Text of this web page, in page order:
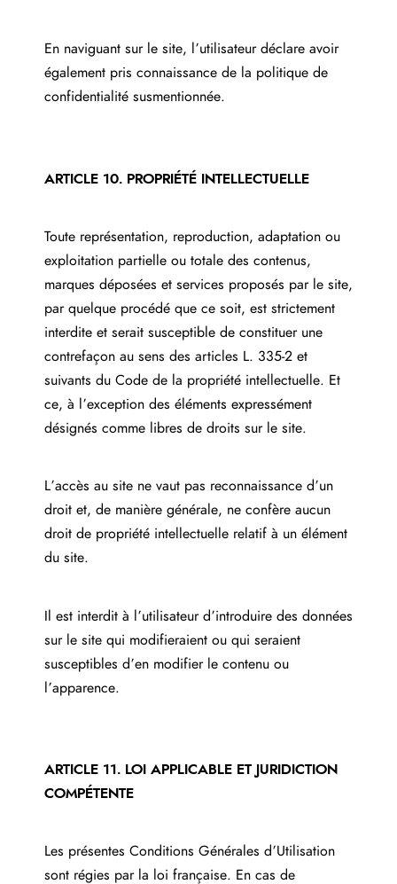
En naviguant sur le site, l’utilisateur déclare avoir
également pris connaissance de la politique de
confidentialité susmentionnée.
ARTICLE 10. PROPRIÉTÉ INTELLECTUELLE
Toute représentation, reproduction, adaptation ou
exploitation partielle ou totale des contenus,
marques déposées et services proposés par le site,
par quelque procédé que ce soit, est strictement
interdite et serait susceptible de constituer une
contrefaçon au sens des articles L. 335-2 et
suivants du Code de la propriété intellectuelle. Et
ce, à l’exception des éléments expressément
désignés comme libres de droits sur le site.
L’accès au site ne vaut pas reconnaissance d’un
droit et, de manière générale, ne confère aucun
droit de propriété intellectuelle relatif à un élément
du site.
Il est interdit à l’utilisateur d’introduire des données
sur le site qui modifieraient ou qui seraient
susceptibles d’en modifier le contenu ou
l’apparence.
ARTICLE 11. LOI APPLICABLE ET JURIDICTION
COMPÉTENTE
Les présentes Conditions Générales d’Utilisation
sont régies par la loi française. En cas de